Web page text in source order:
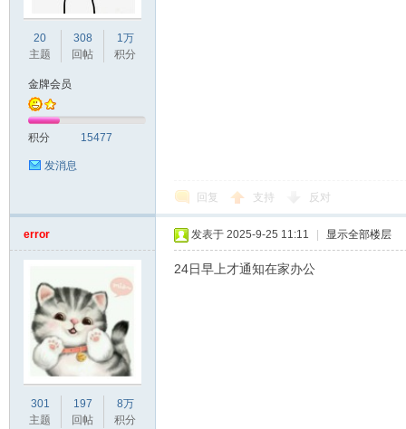
20
主题
308
回帖
1万
积分
金牌会员
积分 15477
发消息
回复 支持 反对
error
301
主题
197
回帖
8万
积分
发表于 2025-9-25 11:11 显示全部楼层
24日早上才通知在家办公